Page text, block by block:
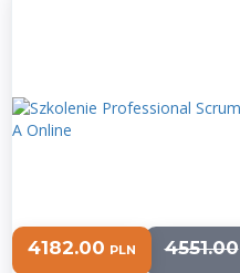
4182.00 PLN 4551.00